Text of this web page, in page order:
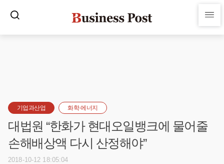
기업과산업 화학·에너지
대법원 “한화가 현대오일뱅크에 물어줄
손해배상액 다시 산정해야”
2018-10-12 18:05:04